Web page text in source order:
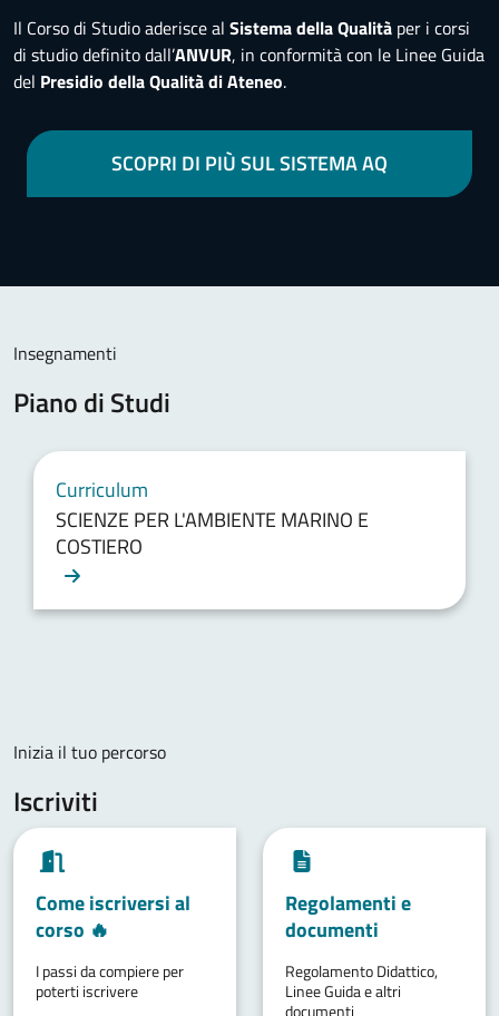
Il Corso di Studio aderisce al Sistema della Qualità per i corsi
di studio definito dall’ANVUR, in conformità con le Linee Guida
del Presidio della Qualità di Ateneo.
SCOPRI DI PIÙ SUL SISTEMA AQ
Insegnamenti
Piano di Studi
Curriculum
SCIENZE PER L'AMBIENTE MARINO E
COSTIERO
Inizia il tuo percorso
Iscriviti
Come iscriversi al
corso 🔥
I passi da compiere per
poterti iscrivere
Regolamenti e
documenti
Regolamento Didattico,
Linee Guida e altri
documenti